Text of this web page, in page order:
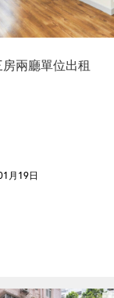
兩廳單位出租
月19日